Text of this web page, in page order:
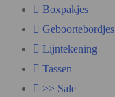
Boxpakjes
Geboortebordjes
Lijntekening
Tassen
>> Sale